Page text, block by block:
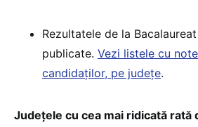
Rezultatele de la
publicate. Vezi listele cu
candidaților, pe județe.
Județele cu cea mai ridicată rată